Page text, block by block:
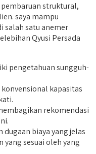
struktural,
saya mampu
salah satu anemer
Qyusi Persada
pengetahuan sungguh-
kapasitas
rekomendasi
biaya yang jelas
sesuai oleh yang